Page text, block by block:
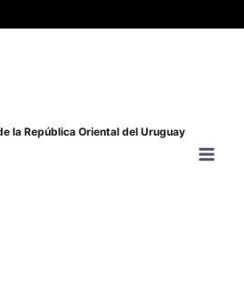
la República Oriental del Uruguay